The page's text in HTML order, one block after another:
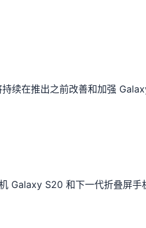
续在推出之前改善和加强
Galaxy S20 和下一代折叠屏